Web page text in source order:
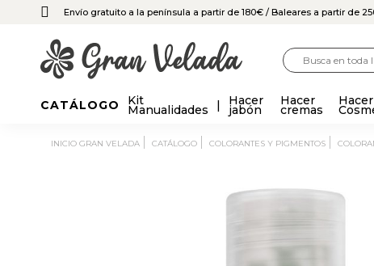
Envío gratuito a la península a partir de 180€ / Baleares a partir de
CATÁLOGO Kit
Manualidades
Hacer
jabón
Hacer
cremas
Hacer
INICIO GRAN VELADA CATÁLOGO COLORANTES Y PIGMENTOS